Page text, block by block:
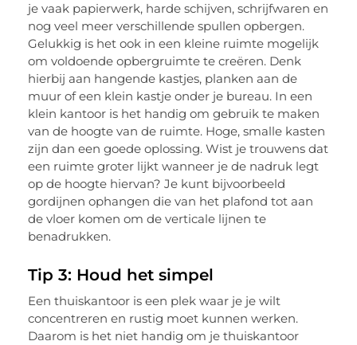
je vaak papierwerk, harde schijven, schrijfwaren en
nog veel meer verschillende spullen opbergen.
Gelukkig is het ook in een kleine ruimte mogelijk
om voldoende opbergruimte te creëren. Denk
hierbij aan hangende kastjes, planken aan de
muur of een klein kastje onder je bureau. In een
klein kantoor is het handig om gebruik te maken
van de hoogte van de ruimte. Hoge, smalle kasten
zijn dan een goede oplossing. Wist je trouwens dat
een ruimte groter lijkt wanneer je de nadruk legt
op de hoogte hiervan? Je kunt bijvoorbeeld
gordijnen ophangen die van het plafond tot aan
de vloer komen om de verticale lijnen te
benadrukken.
Tip 3: Houd het simpel
Een thuiskantoor is een plek waar je je wilt
concentreren en rustig moet kunnen werken.
Daarom is het niet handig om je thuiskantoor